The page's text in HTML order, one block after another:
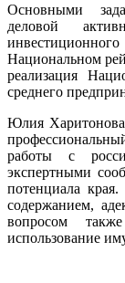
Основными
деловой
Национальном
реализация
среднего
Юлия
работы с
экспертными
потенциала
содержанием,
вопросом
использование